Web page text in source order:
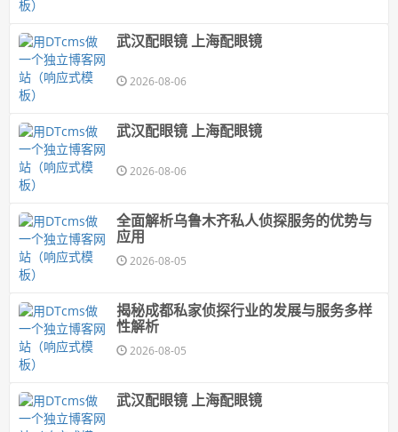
武汉配眼镜 上海配眼镜
2026-08-06
武汉配眼镜 上海配眼镜
2026-08-06
全面解析乌鲁木齐私人侦探服务的优势与
应用
2026-08-05
揭秘成都私家侦探行业的发展与服务多样
性解析
2026-08-05
武汉配眼镜 上海配眼镜